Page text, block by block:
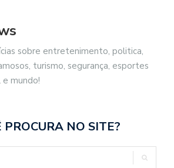
sobre entretenimento, politica,
turismo, segurança, esportes
mundo!
PROCURA NO SITE?